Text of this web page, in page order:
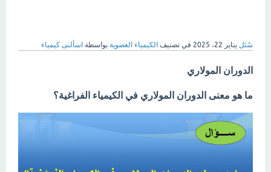
سُئل يناير 22، 2025 في تصنيف الكيمياء العضوية بواسطة اسألنى كيمياء
الدوران المولاري
ما هو معنى الدوران المولاري في الكيمياء الفراغية؟